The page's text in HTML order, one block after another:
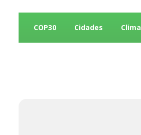
COP30 Cidades Clima